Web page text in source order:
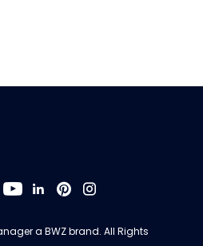
on Facebook
us on Twitter
Follow us on
Add us on
Follow us on
Follow us
a BWZOpens new window
brand. All Rights